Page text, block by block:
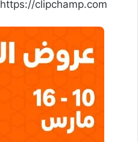
https://clipchamp.com